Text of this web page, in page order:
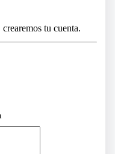
tu cuenta.